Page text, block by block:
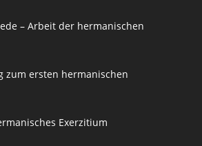
– Arbeit der hermanischen
zum ersten hermanischen
Exerzitium